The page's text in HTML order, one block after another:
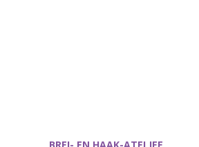
BREI- EN HAAK-ATELJEE